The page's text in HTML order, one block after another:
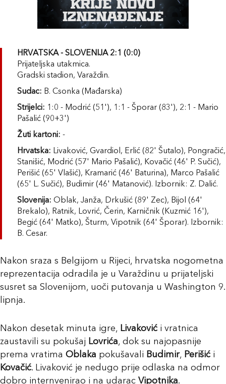
HRVATSKA - SLOVENIJA 2:1 (0:0)
Prijateljska utakmica.
Gradski stadion, Varaždin.
Sudac: B. Csonka (Mađarska)
Strijelci: 1:0 - Modrić (51'), 1:1 - Šporar (83'), 2:1 - Mario
Pašalić (90+3')
Žuti kartoni: -
Hrvatska: Livaković, Gvardiol, Erlić (82' Šutalo), Pongračić,
Stanišić, Modrić (57' Mario Pašalić), Kovačić (46' P. Sučić),
Perišić (65' Vlašić), Kramarić (46' Baturina), Marco Pašalić
(65' L. Sučić), Budimir (46' Matanović). Izbornik: Z. Dalić.
Slovenija: Oblak, Janža, Drkušić (89' Zec), Bijol (64'
Brekalo), Ratnik, Lovrić, Čerin, Karničnik (Kuzmić 16'),
Begić (64' Matko), Šturm, Vipotnik (64' Šporar). Izbornik:
B. Cesar.
Nakon sraza s Belgijom u Rijeci, hrvatska nogometna
reprezentacija odradila je u Varaždinu u prijateljski
susret sa Slovenijom, uoči putovanja u Washington 9.
lipnja.
Nakon desetak minuta igre, Livakovići vratnica
zaustavili su pokušaj Lovrića, dok su najopasnije
prema vratima Oblaka pokušavali Budimir, Perišići
Kovačić. Livaković je nedugo prije odlaska na odmor
dobro internvenirao i na udarac Vipotnika.